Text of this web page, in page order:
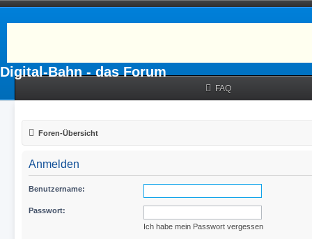
Digital-Bahn - das Forum
FAQ
Foren-Übersicht
Anmelden
Benutzername:
Passwort:
Ich habe mein Passwort vergessen